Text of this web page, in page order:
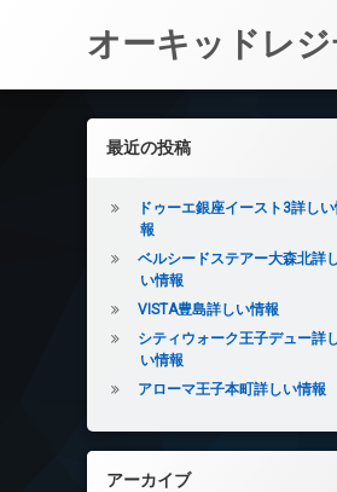
オーキッドレ
左サイドバー
最近の投稿
ドゥーエ銀座イースト3詳し
報
ベルシードステアー大森北詳
い情報
VISTA豊島詳しい情報
シティウォーク王子デュー詳
い情報
アローマ王子本町詳しい情報
アーカイブ